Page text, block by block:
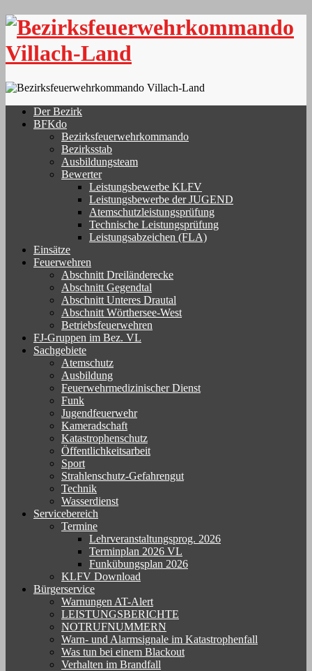
Skip
content
Der Bezirk
BFKdo
Bezirksfeuerwehrkommando
Bezirksstab
Ausbildungsteam
Bewerter
Leistungsbewerbe KLFV
Leistungsbewerbe der JUGEND
Atemschutzleistungsprüfung
Technische Leistungsprüfung
Leistungsabzeichen (FLA)
Einsätze
Feuerwehren
Abschnitt Dreiländerecke
Abschnitt Gegendtal
Abschnitt Unteres Drautal
Abschnitt Wörthersee-West
Betriebsfeuerwehren
FJ-Gruppen im Bez. VL
Sachgebiete
Atemschutz
Ausbildung
Feuerwehrmedizinischer Dienst
Funk
Jugendfeuerwehr
Kameradschaft
Katastrophenschutz
Öffentlichkeitsarbeit
Sport
Strahlenschutz-Gefahrengut
Technik
Wasserdienst
Servicebereich
Termine
Lehrveranstaltungsprog. 2026
Terminplan 2026 VL
Funkübungsplan 2026
KLFV Download
Bürgerservice
Warnungen AT-Alert
LEISTUNGSBERICHTE
NOTRUFNUMMERN
Warn- und Alarmsignale im Katastrophenfall
Was tun bei einem Blackout
Verhalten im Brandfall